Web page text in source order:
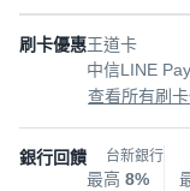
刷卡優惠王道卡
中信LINE
查看所有刷
銀行回饋 台新銀行
最高 8%